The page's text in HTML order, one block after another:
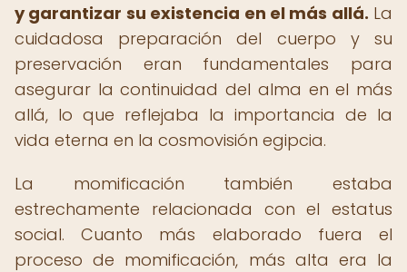
y garantizar su existencia en el más allá. La
cuidadosa preparación del cuerpo y su
preservación eran fundamentales para
asegurar la continuidad del alma en el más
allá, lo que reflejaba la importancia de la
vida eterna en la cosmovisión egipcia.
La momificación también estaba
estrechamente relacionada con el estatus
social. Cuanto más elaborado fuera el
proceso de momificación, más alta era la